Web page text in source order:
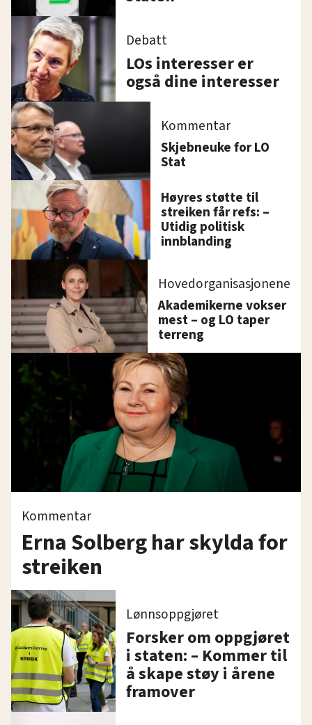
Debatt
LOs interesser er
også dine interesser
Kommentar
Skjebneuke for LO
Stat
Høyres støtte til
streiken får refs: –
Utidig politisk
innblanding
Hovedorganisasjonene
Akademikerne vokser
mest – og LO taper
terreng
Kommentar
Erna Solberg har skylda for
streiken
Lønnsoppgjøret
Forsker om oppgjøret
i staten: – Kommer til
å skape støy i årene
framover